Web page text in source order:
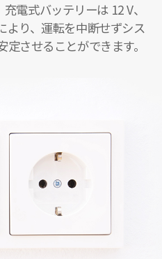
電式バッテリーは 12 V、
より、運転を中断せずシス
定させることができます。